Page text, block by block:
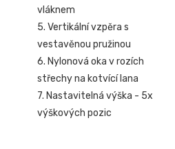
vláknem
5. Vertikální vzpěra s
vestavěnou pružinou
6. Nylonová oka v rozích
střechy na kotvící lana
7. Nastavitelná výška - 5x
výškových pozic